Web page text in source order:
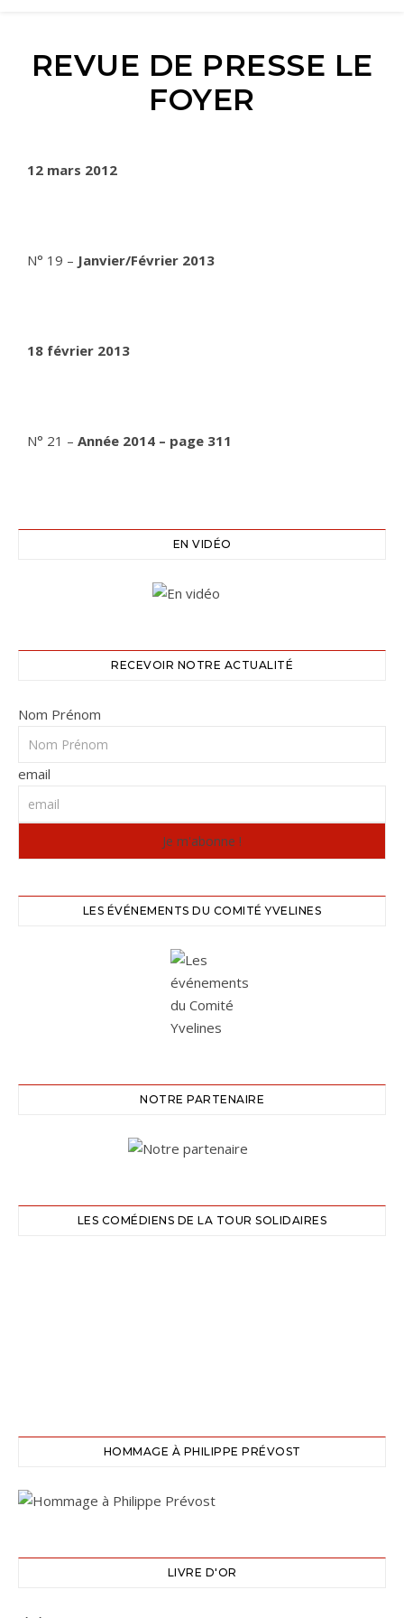
REVUE DE PRESSE LE
FOYER
12 mars 2012
N° 19 – Janvier/Février 2013
18 février 2013
N° 21 – Année 2014 – page 311
EN VIDÉO
RECEVOIR NOTRE ACTUALITÉ
Nom Prénom
email
LES ÉVÉNEMENTS DU COMITÉ YVELINES
NOTRE PARTENAIRE
LES COMÉDIENS DE LA TOUR SOLIDAIRES
HOMMAGE À PHILIPPE PRÉVOST
LIVRE D'OR